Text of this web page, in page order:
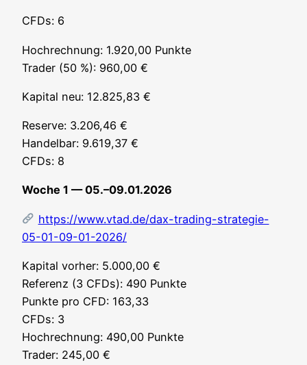
CFDs: 6
Hoch­rech­nung: 1.920,00 Punk­te
Trader (50 %): 960,00 €
Kapi­tal neu: 12.825,83 €
Reser­ve: 3.206,46 €
Han­del­bar: 9.619,37 €
CFDs: 8
Woche 1 — 05.–09.01.2026
https://www.vtad.de/dax-trading-strategie-
05-01-09-01-2026/
Kapi­tal vor­her: 5.000,00 €
Refe­renz (3 CFDs): 490 Punk­te
Punk­te pro CFD: 163,33
CFDs: 3
Hoch­rech­nung: 490,00 Punk­te
Trader: 245,00 €